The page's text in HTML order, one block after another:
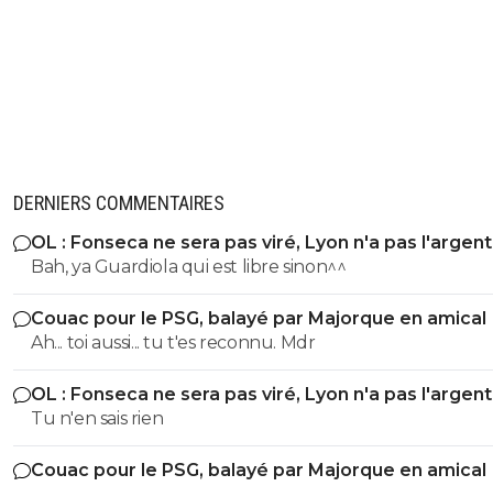
DERNIERS COMMENTAIRES
OL : Fonseca ne sera pas viré, Lyon n'a pas
le faire
Bah, ya Guardiola qui est libre sinon^^
Couac pour le PSG, balayé par Majorque en amical
Ah... toi aussi... tu t'es reconnu. Mdr
OL : Fonseca ne sera pas viré, Lyon n'a pas
le faire
Tu n'en sais rien
Couac pour le PSG, balayé par Majorque en amical